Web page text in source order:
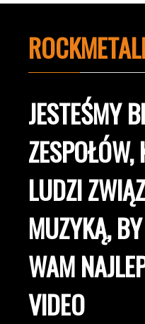
JESTEŚMY
LUDZI
MUZYKĄ,
WAM
VIDEO